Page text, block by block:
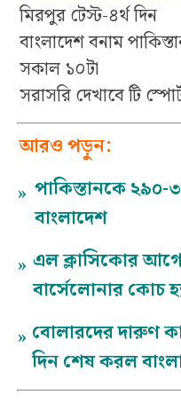
মিরপুর টেস্ট-৪র্থ দিন
বাংলাদেশ বনাম
সকাল ১০টা
সরাসরি দেখাবে টি
আরও পড়ুন:
» পাকিস্তানকে ২৯০-
বাংলাদেশ
» এল ক্লাসিকোর আগে
বার্সেলোনার কোচ
» বোলারদের দারুণ
দিন শেষ করল